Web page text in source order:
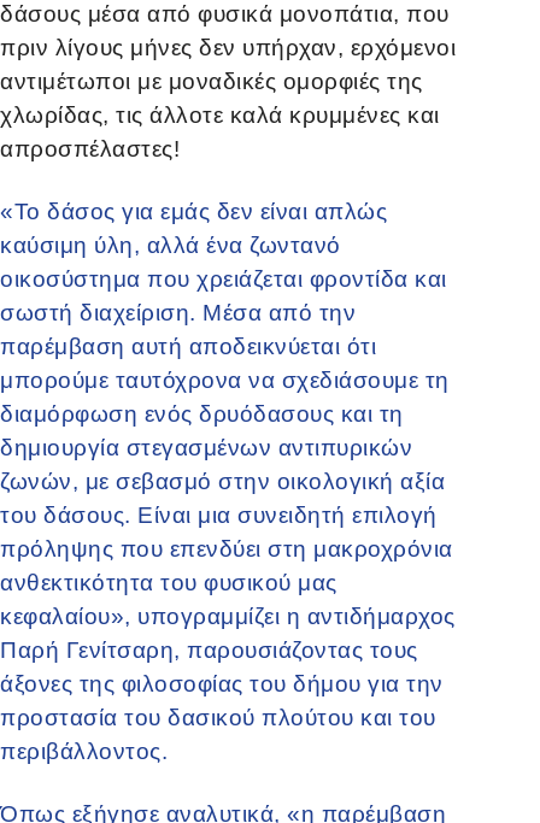
δάσους μέσα από φυσικά μονοπάτια, που
πριν λίγους μήνες δεν υπήρχαν, ερχόμενοι
αντιμέτωποι με μοναδικές ομορφιές της
χλωρίδας, τις άλλοτε καλά κρυμμένες και
απροσπέλαστες!
«Το δάσος για εμάς δεν είναι απλώς
καύσιμη ύλη, αλλά ένα ζωντανό
οικοσύστημα που χρειάζεται φροντίδα και
σωστή διαχείριση. Μέσα από την
παρέμβαση αυτή αποδεικνύεται ότι
μπορούμε ταυτόχρονα να σχεδιάσουμε τη
διαμόρφωση ενός δρυόδασους και τη
δημιουργία στεγασμένων αντιπυρικών
ζωνών, με σεβασμό στην οικολογική αξία
του δάσους. Είναι μια συνειδητή επιλογή
πρόληψης που επενδύει στη μακροχρόνια
ανθεκτικότητα του φυσικού μας
κεφαλαίου», υπογραμμίζει η αντιδήμαρχος
Παρή Γενίτσαρη, παρουσιάζοντας τους
άξονες της φιλοσοφίας του δήμου για την
προστασία του δασικού πλούτου και του
περιβάλλοντος.
Όπως εξήγησε αναλυτικά, «η παρέμβαση